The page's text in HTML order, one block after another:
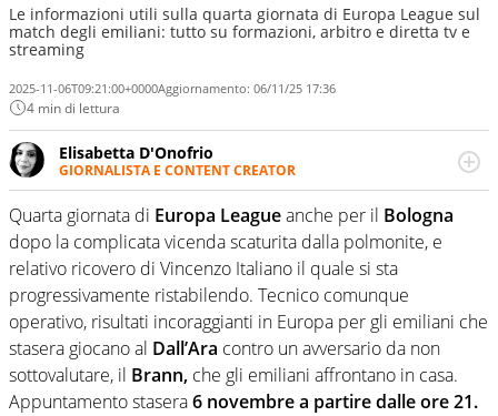
Le informazioni utili sulla quarta giornata di Europa League sul
match degli emiliani: tutto su formazioni, arbitro e diretta tv e
streaming
2025-11-06T09:21:00+0000Aggiornamento: 06/11/25 17:36
4 min di lettura
Elisabetta D'Onofrio
GIORNALISTA E CONTENT CREATOR
Giornalista professionista dal 2007, scrive per curiosità
personale e necessità: soprattutto di calcio, di sport e dei
suoi protagonisti, concedendosi innocenti evasioni
nell'ambito della creazione di format. Un tempo ala
destra, oggi si sente a suo agio nel ruolo di libero. Cura
una classifica riservata dei migliori 5 calciatori di sempre.
Quarta giornata di Europa Leagueanche per il Bologna
dopo la complicata vicenda scaturita dalla polmonite, e
relativo ricovero di Vincenzo Italiano il quale si sta
progressivamente ristabilendo. Tecnico comunque
operativo, risultati incoraggianti in Europa per gli emiliani che
stasera giocano al Dall’Ara contro un avversario da non
sottovalutare, il Brann, che gli emiliani affrontano in casa.
Appuntamento stasera6 novembre a partire dalle ore 21.